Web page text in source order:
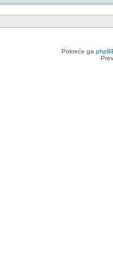
Pokreće ga